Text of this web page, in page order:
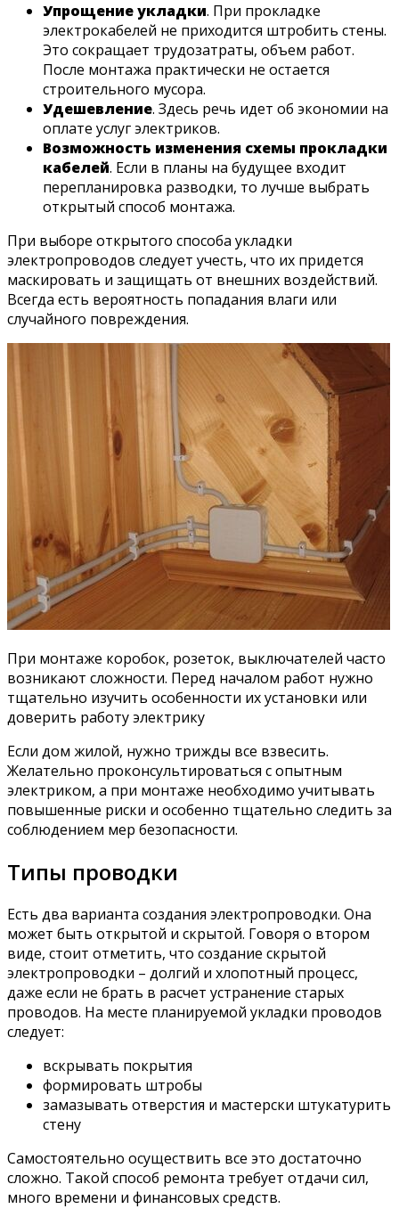
Упрощение укладки. При прокладке
электрокабелей не приходится штробить стены.
Это сокращает трудозатраты, объем работ.
После монтажа практически не остается
строительного мусора.
Удешевление. Здесь речь идет об экономии на
оплате услуг электриков.
Возможность изменения схемы прокладки
кабелей. Если в планы на будущее входит
перепланировка разводки, то лучше выбрать
открытый способ монтажа.
При выборе открытого способа укладки
электропроводов следует учесть, что их придется
маскировать и защищать от внешних воздействий.
Всегда есть вероятность попадания влаги или
случайного повреждения.
При монтаже коробок, розеток, выключателей часто
возникают сложности. Перед началом работ нужно
тщательно изучить особенности их установки или
доверить работу электрику
Если дом жилой, нужно трижды все взвесить.
Желательно проконсультироваться с опытным
электриком, а при монтаже необходимо учитывать
повышенные риски и особенно тщательно следить за
соблюдением мер безопасности.
Типы проводки
Есть два варианта создания электропроводки. Она
может быть открытой и скрытой. Говоря о втором
виде, стоит отметить, что создание скрытой
электропроводки – долгий и хлопотный процесс,
даже если не брать в расчет устранение старых
проводов. На месте планируемой укладки проводов
следует:
вскрывать покрытия
формировать штробы
замазывать отверстия и мастерски штукатурить
стену
Самостоятельно осуществить все это достаточно
сложно. Такой способ ремонта требует отдачи сил,
много времени и финансовых средств.